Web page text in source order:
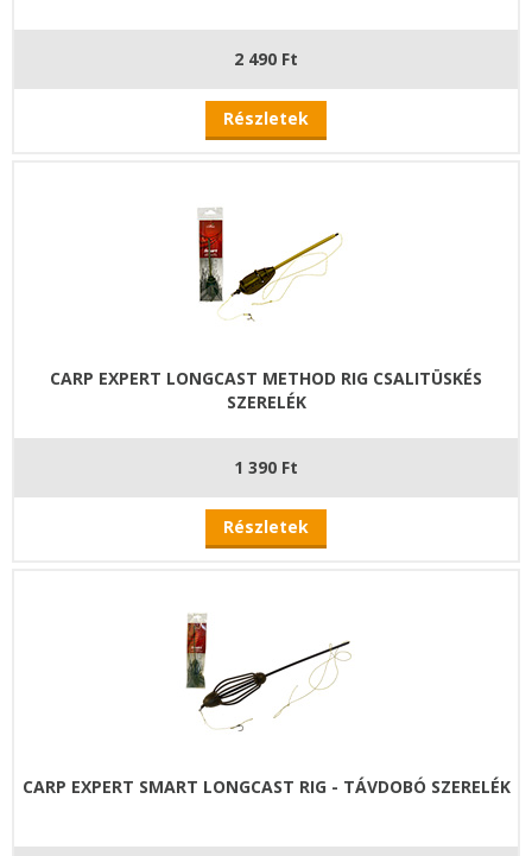
2 490 Ft
Részletek
CARP EXPERT LONGCAST METHOD RIG CSALITÜSKÉS
SZERELÉK
1 390 Ft
Részletek
CARP EXPERT SMART LONGCAST RIG - TÁVDOBÓ SZERELÉK